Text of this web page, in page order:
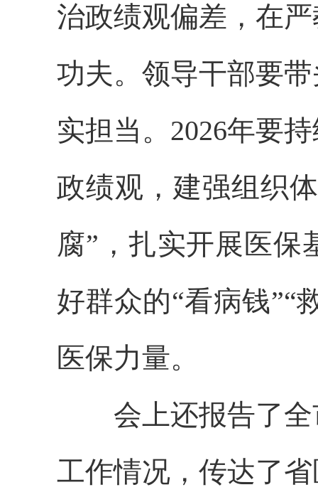
治政绩观偏差，在
功夫。领导干部要
实担当。2026年要
政绩观，建强组织
腐”，扎实开展医保
好群众的“看病钱”“
医保力量。
会上还报告了
工作情况，传达了